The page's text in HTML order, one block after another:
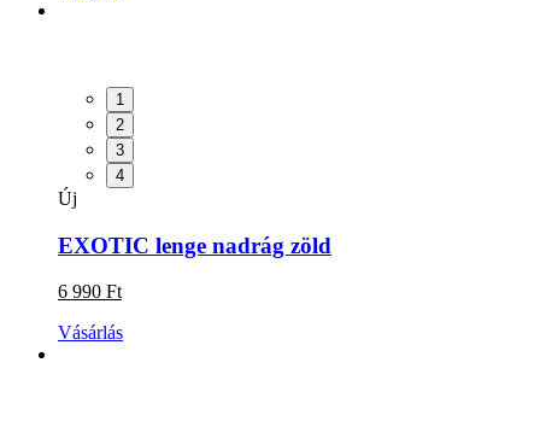
1
2
3
4
Új
EXOTIC lenge nadrág zöld
6 990 Ft
Vásárlás